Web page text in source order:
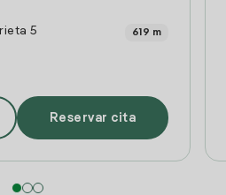
5
619 m
Reservar cita